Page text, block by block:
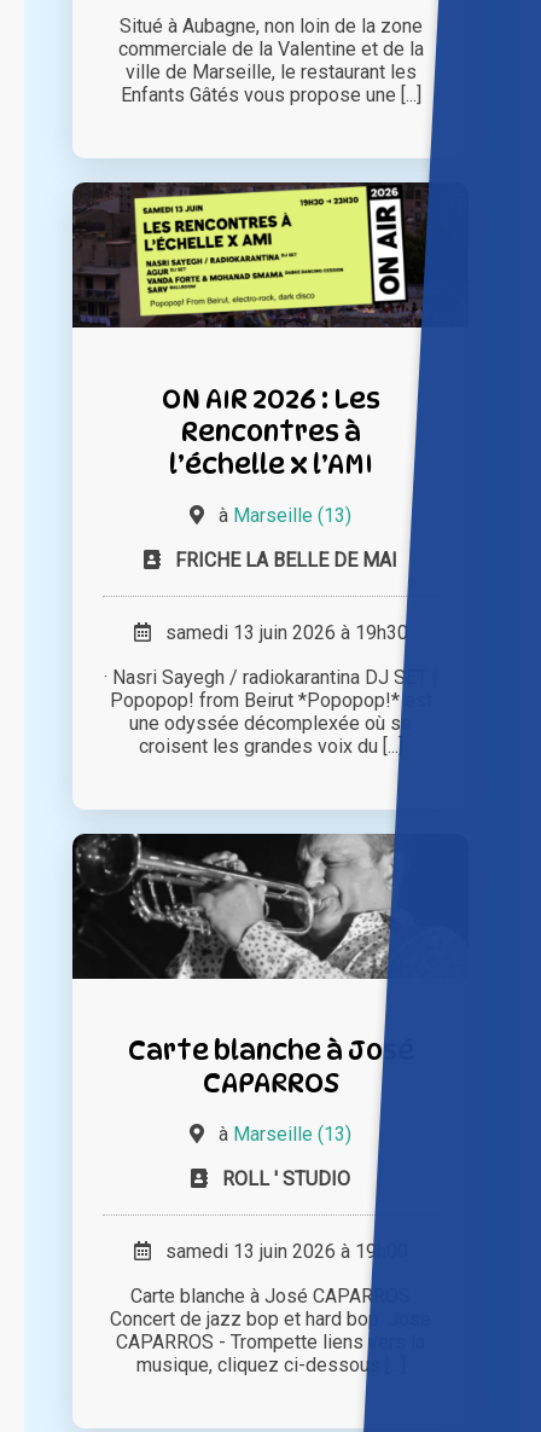
Situé à Aubagne, non loin de la zone
commerciale de la Valentine et de la
ville de Marseille, le restaurant les
Enfants Gâtés vous propose une [...]
ON AIR 2026 : Les
Rencontres à
l’échelle x l’AMI
à Marseille (13)
FRICHE LA BELLE DE MAI
samedi 13 juin 2026 à 19h30
· Nasri Sayegh / radiokarantina DJ SET |
Popopop! from Beirut *Popopop!* est
une odyssée décomplexée où se
croisent les grandes voix du [...]
Carte blanche à José
CAPARROS
à Marseille (13)
ROLL ' STUDIO
samedi 13 juin 2026 à 19h00
Carte blanche à José CAPARROS
Concert de jazz bop et hard bop. José
CAPARROS - Trompette liens vers la
musique, cliquez ci-dessous [...]